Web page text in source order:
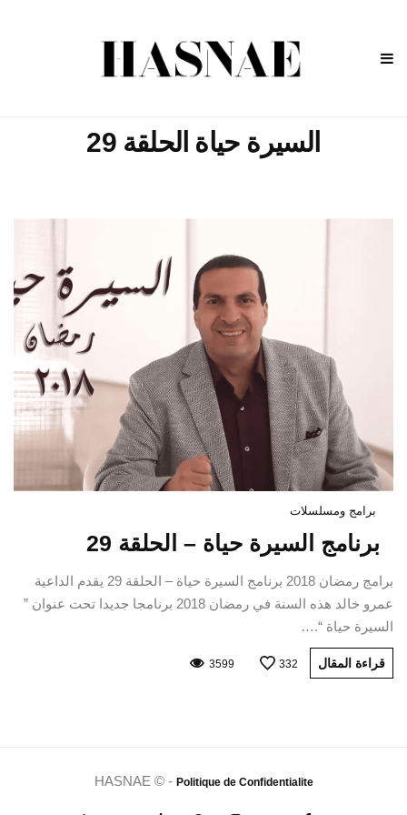
السيرة حياة الحلقة 29
برامج ومسلسلات
برنامج السيرة حياة – الحلقة 29
برامج رمضان 2018 برنامج السيرة حياة – الحلقة 29 يقدم الداعية
عمرو خالد هذه السنة في رمضان 2018 برنامجا جديدا تحت عنوان ”
السيرة حياة “.…
قراءة المقال 332
3599
HASNAE © - Politique de Confidentialite